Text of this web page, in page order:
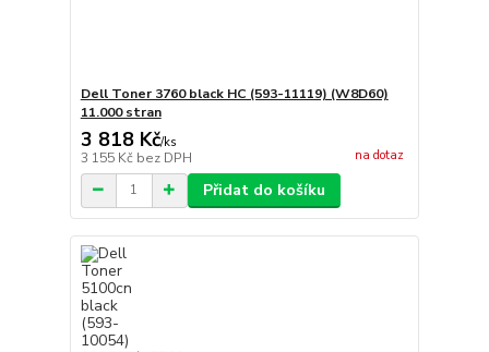
Dell Toner 3760 black HC (593-11119) (W8D60)
11.000 stran
3 818 Kč/ks
3 155 Kč bez DPH na dotaz
Přidat do košíku